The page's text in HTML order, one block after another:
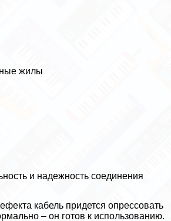
жилы
и надежность соединения
кабель придется опрессовать
– он готов к использованию.